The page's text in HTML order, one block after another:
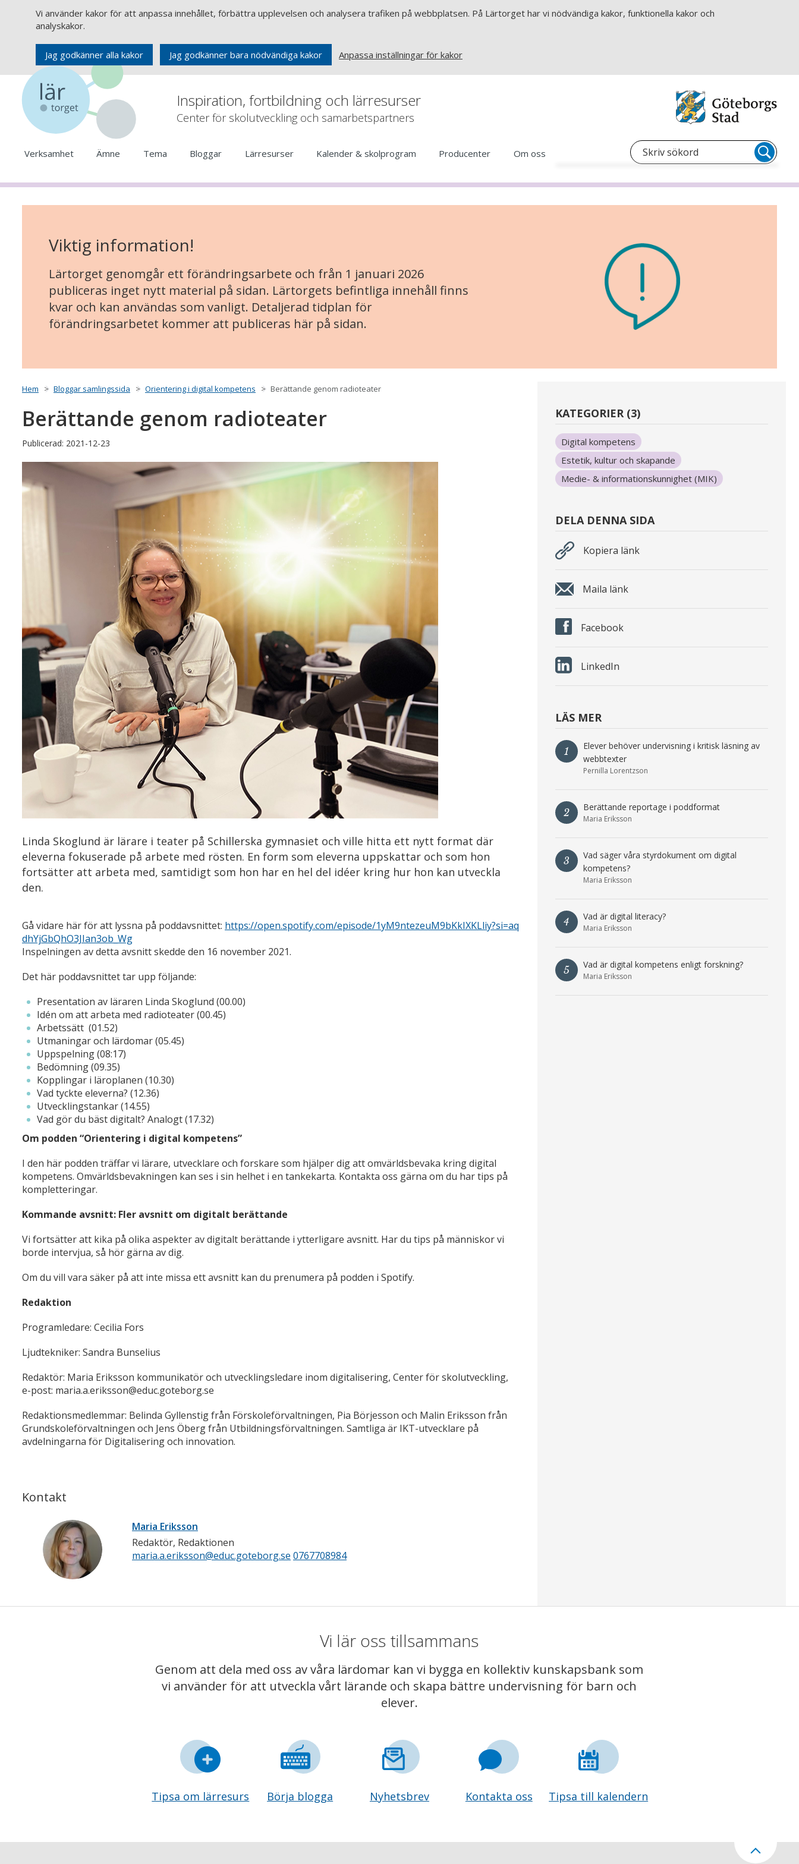
Vi använder kakor för att anpassa innehållet, förbättra upplevelsen och analysera trafiken på webbplatsen. På Lärtorget har vi nödvändiga kakor, funktionella kakor och
analyskakor.
Jag godkänner alla kakor Jag godkänner bara nödvändiga kakor Anpassa inställningar för kakor
Inspiration, fortbildning och lärresurser
Center för skolutveckling och samarbetspartners
Verksamhet Ämne Tema Bloggar Lärresurser Kalender & skolprogram Producenter Om oss
Viktig information!
Lärtorget genomgår ett förändringsarbete och från 1 januari 2026
publiceras inget nytt material på sidan. Lärtorgets befintliga innehåll finns
kvar och kan användas som vanligt. Detaljerad tidplan för
förändringsarbetet kommer att publiceras här på sidan.
Hem Bloggar samlingssida Orientering i digital kompetens Berättande genom radioteater
Berättande genom radioteater
Publicerad: 2021-12-23
Linda Skoglund är lärare i teater på Schillerska gymnasiet och ville hitta ett nytt format där
eleverna fokuserade på arbete med rösten. En form som eleverna uppskattar och som hon
fortsätter att arbeta med, samtidigt som hon har en hel del idéer kring hur hon kan utveckla
den.
Gå vidare här för att lyssna på poddavsnittet: https://open.spotify.com/episode/1yM9ntezeuM9bKkIXKLliy?si=aq
dhYjGbQhO3JIan3ob_Wg
Inspelningen av detta avsnitt skedde den 16 november 2021.
Det här poddavsnittet tar upp följande:
Presentation av läraren Linda Skoglund (00.00)
Idén om att arbeta med radioteater (00.45)
Arbetssätt (01.52)
Utmaningar och lärdomar (05.45)
Uppspelning (08:17)
Bedömning (09.35)
Kopplingar i läroplanen (10.30)
Vad tyckte eleverna? (12.36)
Utvecklingstankar (14.55)
Vad gör du bäst digitalt? Analogt (17.32)
Om podden “Orientering i digital kompetens”
I den här podden träffar vi lärare, utvecklare och forskare som hjälper dig att omvärldsbevaka kring digital
kompetens. Omvärldsbevakningen kan ses i sin helhet i en tankekarta. Kontakta oss gärna om du har tips på
kompletteringar.
Kommande avsnitt: Fler avsnitt om digitalt berättande
Vi fortsätter att kika på olika aspekter av digitalt berättande i ytterligare avsnitt. Har du tips på människor vi
borde intervjua, så hör gärna av dig.
Om du vill vara säker på att inte missa ett avsnitt kan du prenumera på podden i Spotify.
Redaktion
Programledare: Cecilia Fors
Ljudtekniker: Sandra Bunselius
Redaktör: Maria Eriksson kommunikatör och utvecklingsledare inom digitalisering, Center för skolutveckling,
e-post: maria.a.eriksson@educ.goteborg.se
Redaktionsmedlemmar: Belinda Gyllenstig från Förskoleförvaltningen, Pia Börjesson och Malin Eriksson från
Grundskoleförvaltningen och Jens Öberg från Utbildningsförvaltningen. Samtliga är IKT-utvecklare på
avdelningarna för Digitalisering och innovation.
Kontakt
Maria Eriksson
Redaktör, Redaktionen
maria.a.eriksson@educ.goteborg.se 0767708984
KATEGORIER (3)
Digital kompetens
Estetik, kultur och skapande
Medie- & informationskunnighet (MIK)
DELA DENNA SIDA
Kopiera länk
Maila länk
Facebook
LinkedIn
LÄS MER
1
Elever behöver undervisning i kritisk läsning av
webbtexter
Pernilla Lorentzson
2 Berättande reportage i poddformat
Maria Eriksson
3
Vad säger våra styrdokument om digital
kompetens?
Maria Eriksson
4 Vad är digital literacy?
Maria Eriksson
5 Vad är digital kompetens enligt forskning?
Maria Eriksson
Vi lär oss tillsammans
Genom att dela med oss av våra lärdomar kan vi bygga en kollektiv kunskapsbank som
vi använder för att utveckla vårt lärande och skapa bättre undervisning för barn och
elever.
Tipsa om lärresurs Börja blogga Nyhetsbrev Kontakta oss Tipsa till kalendern